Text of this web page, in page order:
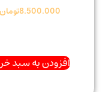
8.500.000تومان
افزودن به سبد خرید